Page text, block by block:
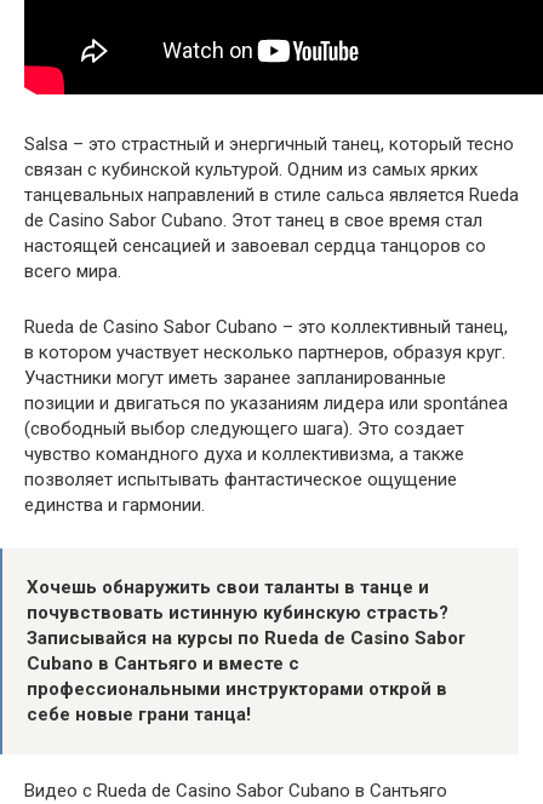
Salsa – это страстный и энергичный танец, который тесно
связан с кубинской культурой. Одним из самых ярких
танцевальных направлений в стиле сальса является Rueda
de Casino Sabor Cubano. Этот танец в свое время стал
настоящей сенсацией и завоевал сердца танцоров со
всего мира.
Rueda de Casino Sabor Cubano – это коллективный танец,
в котором участвует несколько партнеров, образуя круг.
Участники могут иметь заранее запланированные
позиции и двигаться по указаниям лидера или spontánea
(свободный выбор следующего шага). Это создает
чувство командного духа и коллективизма, а также
позволяет испытывать фантастическое ощущение
единства и гармонии.
Хочешь обнаружить свои таланты в танце и
почувствовать истинную кубинскую страсть?
Записывайся на курсы по Rueda de Casino Sabor
Cubano в Сантьяго и вместе с
профессиональными инструкторами открой в
себе новые грани танца!
Видео с Rueda de Casino Sabor Cubano в Сантьяго